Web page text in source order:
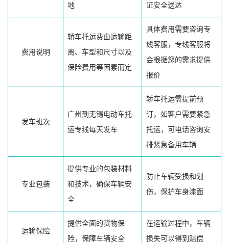
地
证安全送达
费用说明
轿车托运费由运输距
离、车型和尺寸以及
保险费用等因素而定
具体费用需要咨询专
线客服，专线客服将
会根据您的需求提供
报价
发车班次
广州到无锡电动车托
运专线每天发车
轿车托运需提前预
订，如客户需要紧急
托运，可电话咨询安
排紧急备用车辆
专业包装
提供专业的包装材料
和技术，确保车辆安
全
防止车辆受损和划
伤，保护车身漆面
运输保险
提供全面的货物保
险，保障车辆安全
在运输过程中，车辆
损失可以得到赔偿